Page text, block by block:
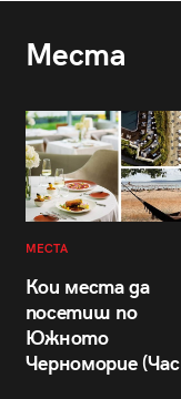
Места
МЕСТА
Кои места да
посетиш по
Южното
Черноморие